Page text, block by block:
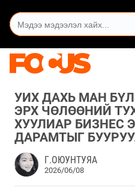
УИХ ДАХЬ МАН
ЭРХ ЧӨЛӨӨНИЙ
ХУУЛИАР БИЗНЕС
ДАРАМТЫГ
Г.ОЮУНТУЯА
2026/06/08